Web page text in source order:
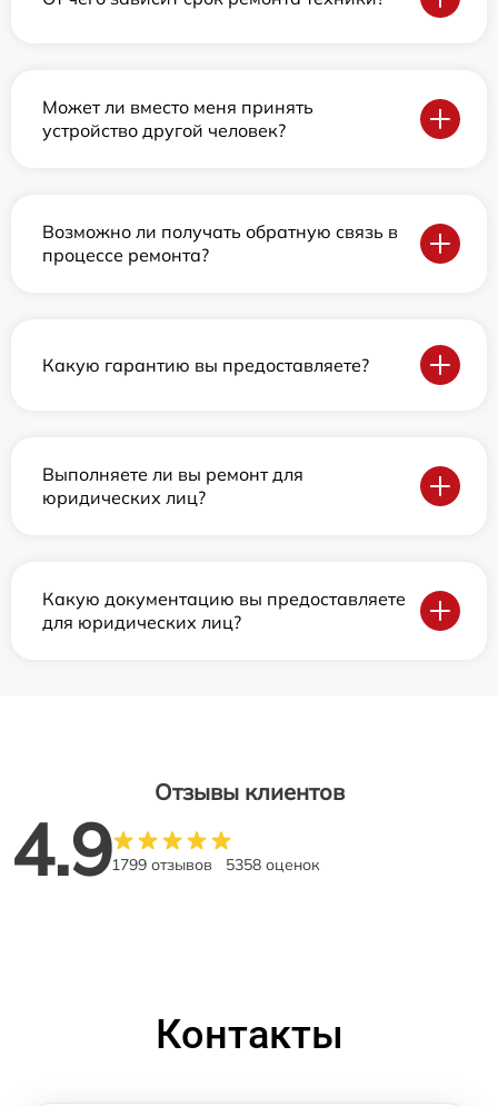
Может ли вместо меня принять
устройство другой человек?
Возможно ли получать обратную связь в
процессе ремонта?
Какую гарантию вы предоставляете?
Выполняете ли вы ремонт для
юридических лиц?
Какую документацию вы предоставляете
для юридических лиц?
Отзывы клиентов
4.91799 отзывов 5358 оценок
Контакты